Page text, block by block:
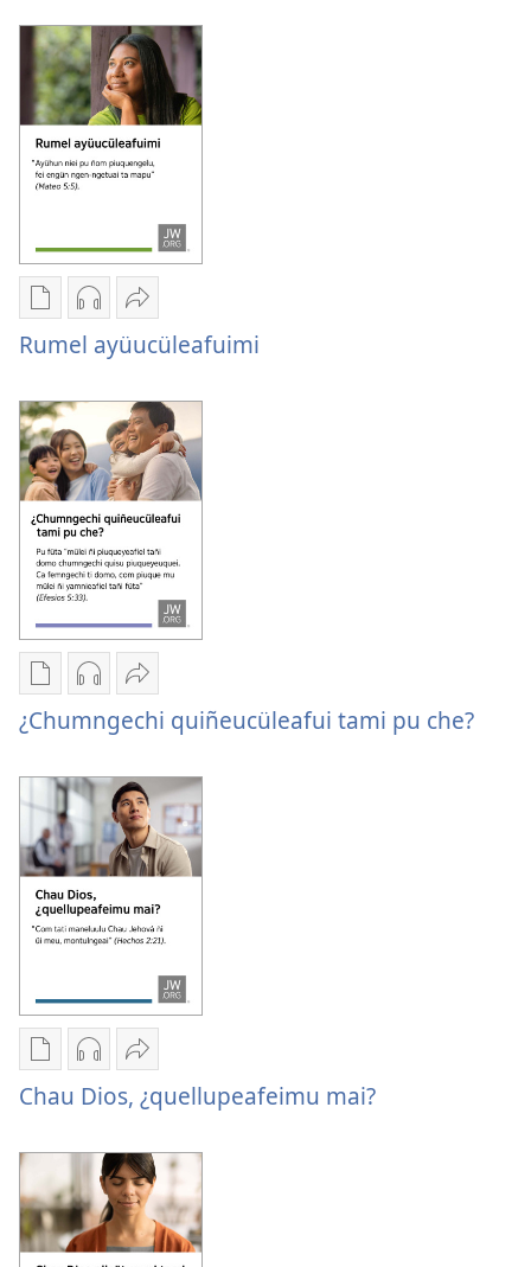
papel
Mangelün
fütra
trahun
2026
trahun
2026
Chumngechi
entual
papel
Rumel
ayüucüleafuimi
Chumngechi
entual
audio
Rumel
ayüucüleafuimi
Huercülelngeal
Rumel
Rumel ayüucüleafuimi
Chumngechi
entual
papel
¿Chumngechi
quiñeucüleafui
tami
pu che?
Chumngechi
entual
audio
¿Chumngechi
quiñeucüleafui
tami
pu che?
Huercülelngeal
¿Chumngechi
quiñeucüleafui
tami
pu che?
¿Chumngechi quiñeucüleafui tami pu che?
Chumngechi
entual
papel
Chau Dios,
¿quellupeafeimu mai?
Chumngechi
entual
Chau Dios,
¿quellupeafeimu mai?
Huercülelngeal
Chau Dios,
¿quellupeafeimu mai?
Chau Dios, ¿quellupeafeimu mai?